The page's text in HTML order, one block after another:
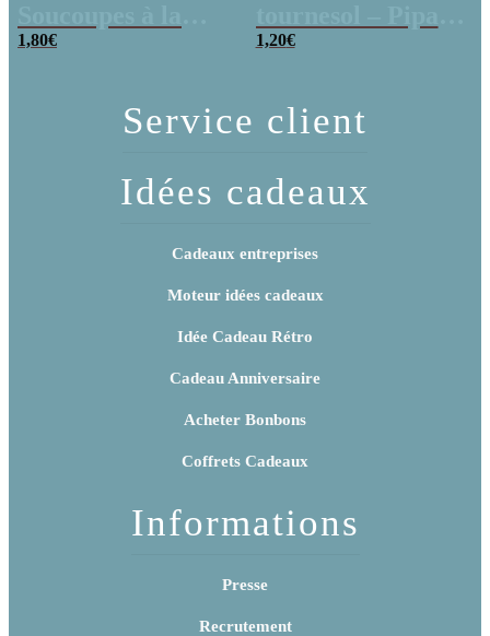
poudre (x20)
1,80€
x 3
1,20€
Service client
Idées cadeaux
Cadeaux entreprises
Moteur idées cadeaux
Idée Cadeau Rétro
Cadeau Anniversaire
Acheter Bonbons
Coffrets Cadeaux
Informations
Presse
Recrutement